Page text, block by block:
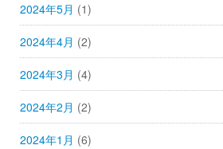
2024年5月 (1)
2024年4月 (2)
2024年3月 (4)
2024年2月 (2)
2024年1月 (6)